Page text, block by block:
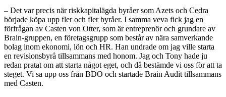
– Det var precis när riskkapitalägda byråer som Azets och Cedra
började köpa upp fler och fler byråer. I samma veva fick jag en
förfrågan av Casten von Otter, som är entreprenör och grundare av
Brain-gruppen, en företagsgrupp som består av nära samverkande
bolag inom ekonomi, lön och HR. Han undrade om jag ville starta
en revisionsbyrå tillsammans med honom. Jag och Tony hade ju
redan pratat om att starta något eget, och då bestämde vi oss för att ta
steget. Vi sa upp oss från BDO och startade Brain Audit tillsammans
med Casten.